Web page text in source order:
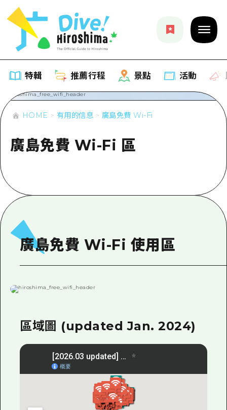
特輯 推薦行程 景點 活動
特輯
列表
騎自行車
購物
運動
世界遺產
學習·體驗
標準
歷史·文化
推薦行程
安芸
宮島周邊
東山口
短途旅行
安芸
宮島周邊
東山口
愛媛
有用的信息
列表
輔助流量摘要
超值遊覽門票
行李寄存及運送服務
HOME
新聞
HOME 有用的信息 廣島免費 Wi-Fi
廣島免費 Wi-Fi 區
廣島免費 Wi-Fi 使用區
區域圖 (updated Jan. 2024)